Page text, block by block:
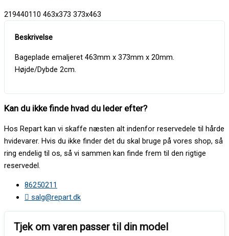
219440110 463x373 373x463
Bageplade emaljeret 463mm x 373mm x 20mm.
Højde/Dybde 2cm.
Kan du ikke finde hvad du leder efter?
Hos Repart kan vi skaffe næsten alt indenfor reservedele til hårde
hvidevarer. Hvis du ikke finder det du skal bruge på vores shop, så
ring endelig til os, så vi sammen kan finde frem til den rigtige
reservedel.
86250211
salg@repart.dk